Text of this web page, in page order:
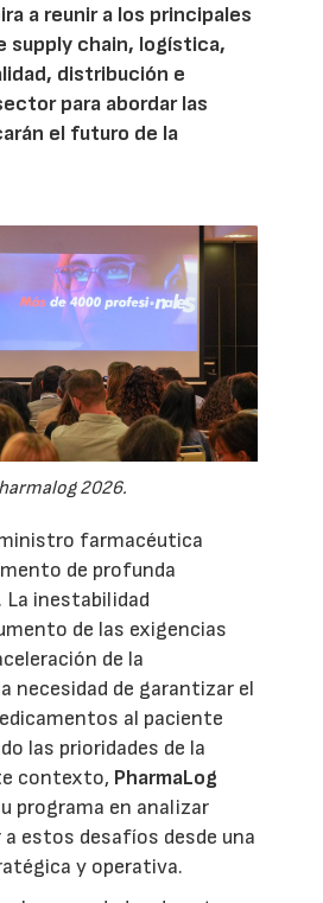
a reunir a los principales
supply chain, logística,
distribución e
para abordar las
el futuro de la
2026.
farmacéutica
de profunda
inestabilidad
de las exigencias
de la
necesidad de garantizar el
al paciente
las prioridades de la
contexto, PharmaLog
programa en analizar
estos desafíos desde una
y operativa.